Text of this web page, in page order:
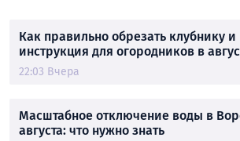
Как правильно обрезать клубнику и
инструкция для огородников в
22:03 Вчера
Масштабное отключение воды в
августа: что нужно знать